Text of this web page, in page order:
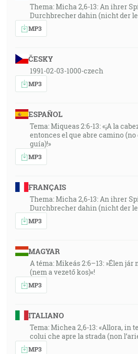
Thema: Micha 2,6-13: An ihrer
Durchbrecher dahin (nicht der
MP3
ČESKY
1991-02-03-1000-czech
MP3
ESPAÑOL
Tema: Miqueas 2:6-13: «¡A la
entonces el que abre camino
guía)!»
MP3
FRANÇAIS
Thema: Micha 2,6-13: An ihrer
Durchbrecher dahin (nicht der
MP3
MAGYAR
A téma: Mikeás 2:6–13: »Élen
(nem a vezető kos)«!
MP3
ITALIANO
Tema: Michea 2,6-13: «Allora, in
colui che apre la strada (non
MP3